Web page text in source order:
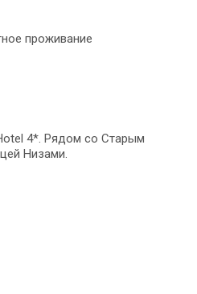
проживание
4*. Рядом со Старым
Низами.